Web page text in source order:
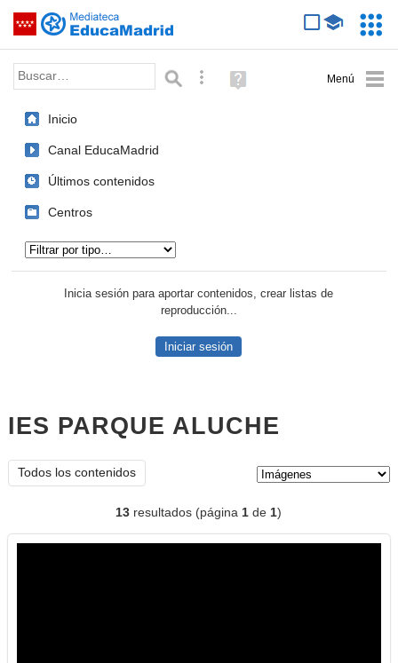
Saltar navegación
Palabra o frase: Búsqueda avanzada
Ayuda
(en
Inicio
Canal EducaMadrid
Últimos contenidos
Centros
Inicia sesión para aportar contenidos, crear listas de
reproducción...
Iniciar sesión
IES PARQUE ALUCHE
Todos los contenidos
13 resultados (página1 de1)